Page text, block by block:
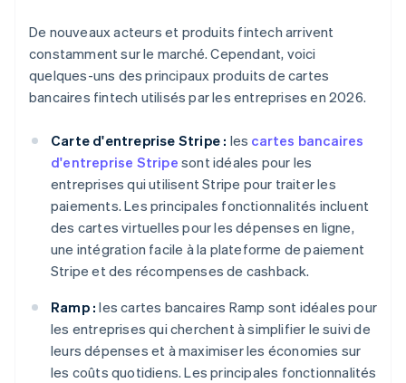
De nouveaux acteurs et produits fintech arrivent
constamment sur le marché. Cependant, voici
quelques-uns des principaux produits de cartes
bancaires fintech utilisés par les entreprises en 2026.
Carte d'entreprise Stripe : les cartes bancaires
d'entreprise Stripe sont idéales pour les
entreprises qui utilisent Stripe pour traiter les
paiements. Les principales fonctionnalités incluent
des cartes virtuelles pour les dépenses en ligne,
une intégration facile à la plateforme de paiement
Stripe et des récompenses de cashback.
Ramp : les cartes bancaires Ramp sont idéales pour
les entreprises qui cherchent à simplifier le suivi de
leurs dépenses et à maximiser les économies sur
les coûts quotidiens. Les principales fonctionnalités